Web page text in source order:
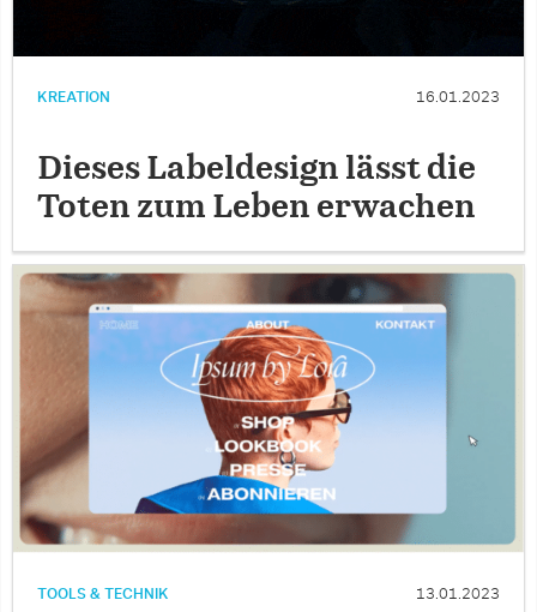
KREATION 16.01.2023
Dieses Labeldesign lässt die
Toten zum Leben erwachen
TOOLS & TECHNIK 13.01.2023